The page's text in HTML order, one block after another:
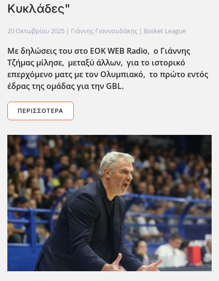
Κυκλάδες"
20 Οκτωβρίου 2025 | Γιάννης Γιαννουδάκης | Basket League
Με δηλώσεις του στο EOK WEB Radio, ο Γιάννης
Τζήμας μίλησε, μεταξύ άλλων, για το ιστορικό
επερχόμενο ματς με τον Ολυμπιακό, το πρώτο εντός
έδρας της ομάδας για την GBL.
ΠΕΡΙΣΣΌΤΕΡΑ